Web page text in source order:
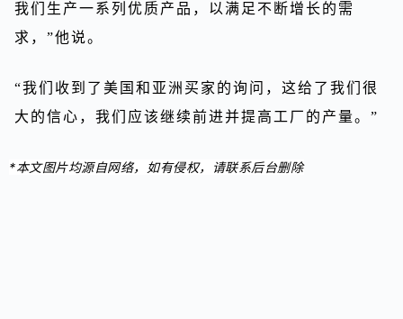
我们生产一系列优质产品，以满足不断增长的需
求，”他说。
“我们收到了美国和亚洲买家的询问，这给了我们很
大的信心，我们应该继续前进并提高工厂的产量。”
*本文图片均源自网络，如有侵权，请联系后台删除